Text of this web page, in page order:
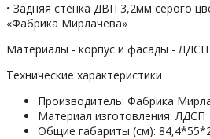
• Задняя стенка ДВП 3,2мм серого
«Фабрика Мирлачева»
Материалы - корпус и фасады - ЛДСП
Технические характеристики
Производитель: Фабрика
Материал изготовления: ЛДСП
Общие габариты (см):